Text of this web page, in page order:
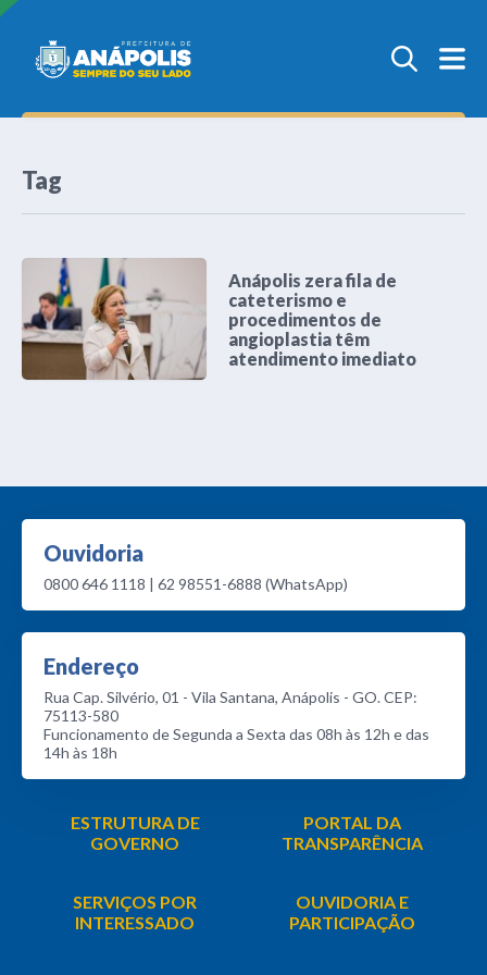
Tag
Anápolis zera fila de
cateterismo e
procedimentos de
angioplastia têm
atendimento imediato
Ouvidoria
0800 646 1118 | 62 98551-6888 (WhatsApp)
Endereço
Rua Cap. Silvério, 01 - Vila Santana, Anápolis - GO. CEP:
75113-580
Funcionamento de Segunda a Sexta das 08h às 12h e das
14h às 18h
ESTRUTURA DE
GOVERNO
PORTAL DA
TRANSPARÊNCIA
SERVIÇOS POR
INTERESSADO
OUVIDORIA E
PARTICIPAÇÃO